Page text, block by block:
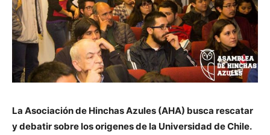
La Asociación de Hinchas Azules (AHA) busca rescatar
y debatir sobre losorigenes de la Universidad de Chile.